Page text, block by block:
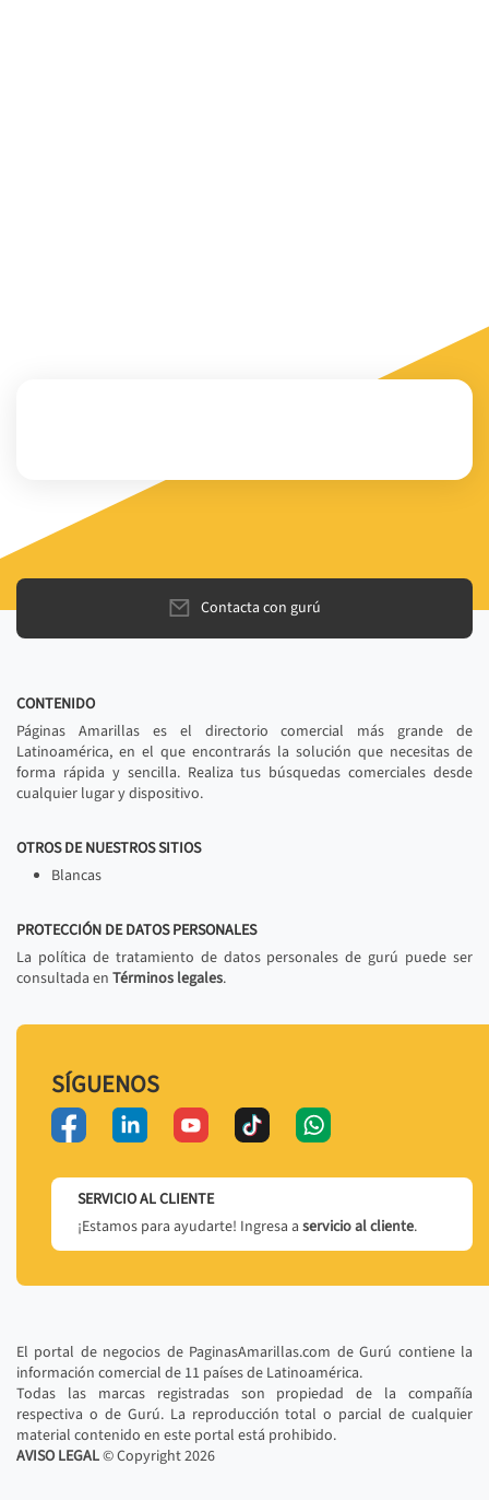
Contacta con gurú
CONTENIDO
Páginas Amarillas es el directorio comercial más grande de
Latinoamérica, en el que encontrarás la solución que necesitas de
forma rápida y sencilla. Realiza tus búsquedas comerciales desde
cualquier lugar y dispositivo.
OTROS DE NUESTROS SITIOS
Blancas
PROTECCIÓN DE DATOS PERSONALES
La política de tratamiento de datos personales de gurú puede ser
consultada en Términos legales.
SÍGUENOS
SERVICIO AL CLIENTE
¡Estamos para ayudarte! Ingresa a servicio al cliente.
El portal de negocios de PaginasAmarillas.com de Gurú contiene la
información comercial de 11 países de Latinoamérica.
Todas las marcas registradas son propiedad de la compañía
respectiva o de Gurú. La reproducción total o parcial de cualquier
material contenido en este portal está prohibido.
AVISO LEGAL© Copyright2026